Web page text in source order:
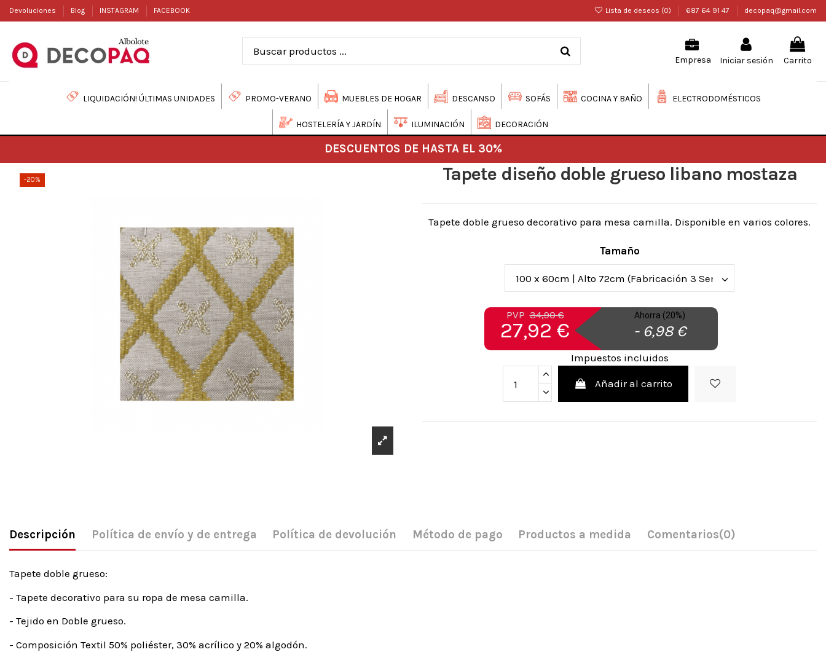
Devoluciones Blog INSTAGRAM FACEBOOK Lista de deseos (0) 687 64 91 47 decopaq@gmail.com
Empresa Iniciar sesión Carrito
LIQUIDACIÓN! ÚLTIMAS UNIDADES PROMO-VERANO MUEBLES DE HOGAR DESCANSO SOFÁS COCINA Y BAÑO ELECTRODOMÉSTICOS
HOSTELERÍA Y JARDÍN ILUMINACIÓN DECORACIÓN
DESCUENTOS DE HASTA EL 30%
-20% Tapete diseño doble grueso libano mostaza
Tapete doble grueso decorativo para mesa camilla. Disponible en varios colores.
Tamaño
PVP34,90 €
27,92 €
Ahorra (20%)
- 6,98 €
Impuestos incluidos
Añadir al carrito
Descripción Política de envío y de entrega Política de devolución Método de pago Productos a medida Comentarios(0)
Tapete doble grueso:
- Tapete decorativo para su ropa de mesa camilla.
- Tejido en Doble grueso.
- Composición Textil 50% poliéster, 30% acrílico y 20% algodón.